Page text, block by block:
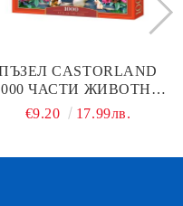
CASTORLAND
ЧАСТИ ЖИВОТНИ
В ПАРКА 104406
€9.20 17.99лв.